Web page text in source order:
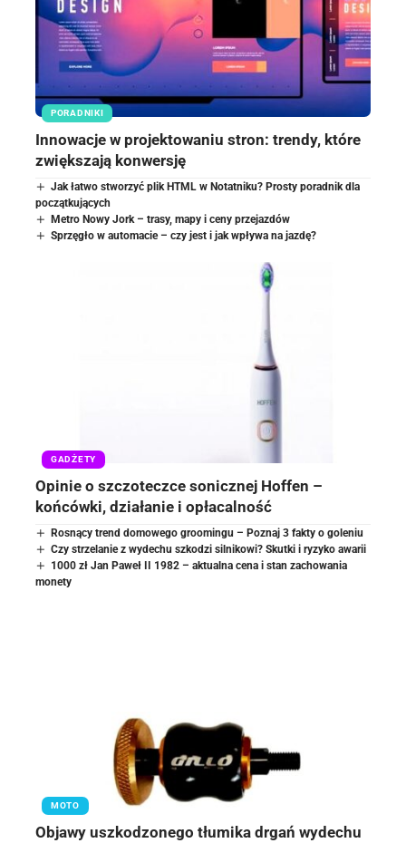
PORADNIKI
Innowacje w projektowaniu stron: trendy, które
zwiększają konwersję
Jak łatwo stworzyć plik HTML w Notatniku? Prosty poradnik dla
początkujących
Metro Nowy Jork – trasy, mapy i ceny przejazdów
Sprzęgło w automacie – czy jest i jak wpływa na jazdę?
GADŻETY
Opinie o szczoteczce sonicznej Hoffen –
końcówki, działanie i opłacalność
Rosnący trend domowego groomingu – Poznaj 3 fakty o goleniu
Czy strzelanie z wydechu szkodzi silnikowi? Skutki i ryzyko awarii
1000 zł Jan Paweł II 1982 – aktualna cena i stan zachowania
monety
MOTO
Objawy uszkodzonego tłumika drgań wydechu